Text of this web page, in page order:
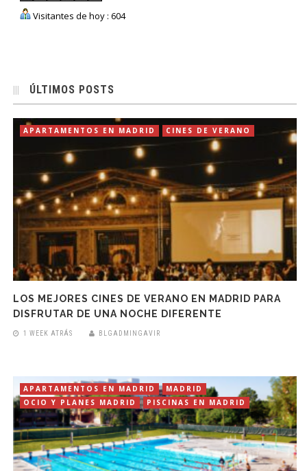
Visitantes de hoy : 604
ÚLTIMOS POSTS
APARTAMENTOS EN MADRID CINES DE VERANO
LOS MEJORES CINES DE VERANO EN MADRID PARA
DISFRUTAR DE UNA NOCHE DIFERENTE
1 WEEK ATRÁS BLGADMINGAVIR
APARTAMENTOS EN MADRID
MADRID
OCIO Y PLANES MADRID
PISCINAS EN MADRID